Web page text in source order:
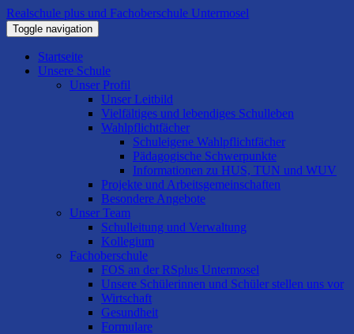
Realschule plus und Fachoberschule Untermosel
Toggle navigation
Startseite
Unsere Schule
Unser Profil
Unser Leitbild
Vielfältiges und lebendiges Schulleben
Wahlpflichtfächer
Schuleigene Wahlpflichtfächer
Pädagogische Schwerpunkte
Informationen zu HUS, TUN und WUV
Projekte und Arbeitsgemeinschaften
Besondere Angebote
Unser Team
Schulleitung und Verwaltung
Kollegium
Fachoberschule
FOS an der RSplus Untermosel
Unsere Schülerinnen und Schüler stellen uns vor
Wirtschaft
Gesundheit
Formulare